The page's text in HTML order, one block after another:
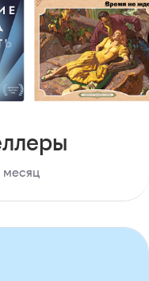
месяц